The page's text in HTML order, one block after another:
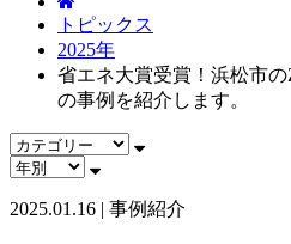
トピックス
2025年
省エネ大賞受賞！浜松市の
の事例を紹介します。
2025.01.16 | 事例紹介